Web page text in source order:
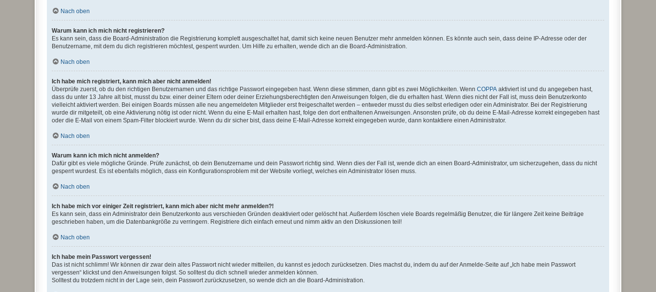
Nach oben
Warum kann ich mich nicht registrieren?
Es kann sein, dass die Board-Administration die Registrierung komplett ausgeschaltet hat, damit sich keine neuen Benutzer mehr anmelden können. Es könnte auch sein, dass deine IP-Adresse oder der
Benutzername, mit dem du dich registrieren möchtest, gesperrt wurden. Um Hilfe zu erhalten, wende dich an die Board-Administration.
Nach oben
Ich habe mich registriert, kann mich aber nicht anmelden!
Überprüfe zuerst, ob du den richtigen Benutzernamen und das richtige Passwort eingegeben hast. Wenn diese stimmen, dann gibt es zwei Möglichkeiten. Wenn COPPA aktiviert ist und du angegeben hast,
dass du unter 13 Jahre alt bist, musst du bzw. einer deiner Eltern oder deiner Erziehungsberechtigten den Anweisungen folgen, die du erhalten hast. Wenn dies nicht der Fall ist, muss dein Benutzerkonto
vielleicht aktiviert werden. Bei einigen Boards müssen alle neu angemeldeten Mitglieder erst freigeschaltet werden – entweder musst du dies selbst erledigen oder ein Administrator. Bei der Registrierung
wurde dir mitgeteilt, ob eine Aktivierung nötig ist oder nicht. Wenn du eine E-Mail erhalten hast, folge den dort enthaltenen Anweisungen. Ansonsten prüfe, ob du deine E-Mail-Adresse korrekt eingegeben hast
oder die E-Mail von einem Spam-Filter blockiert wurde. Wenn du dir sicher bist, dass deine E-Mail-Adresse korrekt eingegeben wurde, dann kontaktiere einen Administrator.
Nach oben
Warum kann ich mich nicht anmelden?
Dafür gibt es viele mögliche Gründe. Prüfe zunächst, ob dein Benutzername und dein Passwort richtig sind. Wenn dies der Fall ist, wende dich an einen Board-Administrator, um sicherzugehen, dass du nicht
gesperrt wurdest. Es ist ebenfalls möglich, dass ein Konfigurationsproblem mit der Website vorliegt, welches ein Administrator lösen muss.
Nach oben
Ich habe mich vor einiger Zeit registriert, kann mich aber nicht mehr anmelden?!
Es kann sein, dass ein Administrator dein Benutzerkonto aus verschieden Gründen deaktiviert oder gelöscht hat. Außerdem löschen viele Boards regelmäßig Benutzer, die für längere Zeit keine Beiträge
geschrieben haben, um die Datenbankgröße zu verringern. Registriere dich einfach erneut und nimm aktiv an den Diskussionen teil!
Nach oben
Ich habe mein Passwort vergessen!
Das ist nicht schlimm! Wir können dir zwar dein altes Passwort nicht wieder mitteilen, du kannst es jedoch zurücksetzen. Dies machst du, indem du auf der Anmelde-Seite auf „Ich habe mein Passwort
vergessen“ klickst und den Anweisungen folgst. So solltest du dich schnell wieder anmelden können.
Solltest du trotzdem nicht in der Lage sein, dein Passwort zurückzusetzen, so wende dich an die Board-Administration.